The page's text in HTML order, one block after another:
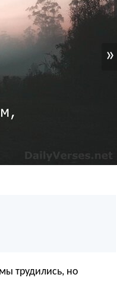
»
трудились, но